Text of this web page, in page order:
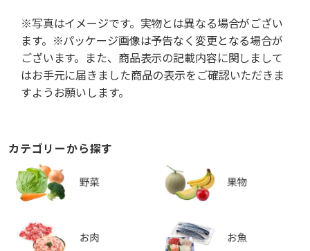
※写真はイメージです。実物とは異なる場合がござい
ます。※パッケージ画像は予告なく変更となる場合が
ございます。また、商品表示の記載内容に関しまして
はお手元に届きました商品の表示をご確認いただきま
すようお願いします。
カテゴリーから探す